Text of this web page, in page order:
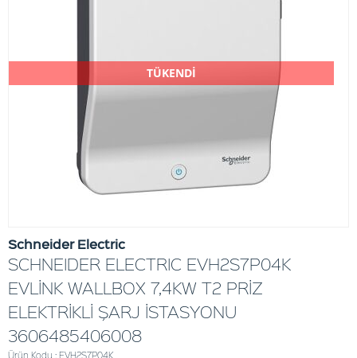
TÜKENDİ
Schneider Electric
SCHNEIDER ELECTRIC EVH2S7P04K
EVLİNK WALLBOX 7,4KW T2 PRİZ
ELEKTRİKLİ ŞARJ İSTASYONU
3606485406008
Ürün Kodu : EVH2S7P04K